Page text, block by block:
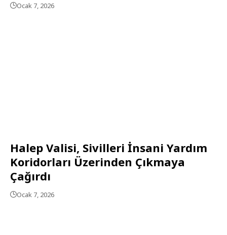
Ocak 7, 2026
Halep Valisi, Sivilleri İnsani Yardım
Koridorları Üzerinden Çıkmaya
Çağırdı
Ocak 7, 2026